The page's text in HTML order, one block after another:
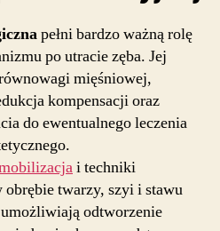
pełni bardzo ważną rolę
po utracie zęba. Jej
mięśniowej,
kompensacji oraz
do ewentualnego leczenia
i techniki
twarzy, szyi i stawu
odtworzenie